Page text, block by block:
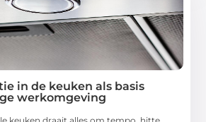
in de keuken als basis
werkomgeving